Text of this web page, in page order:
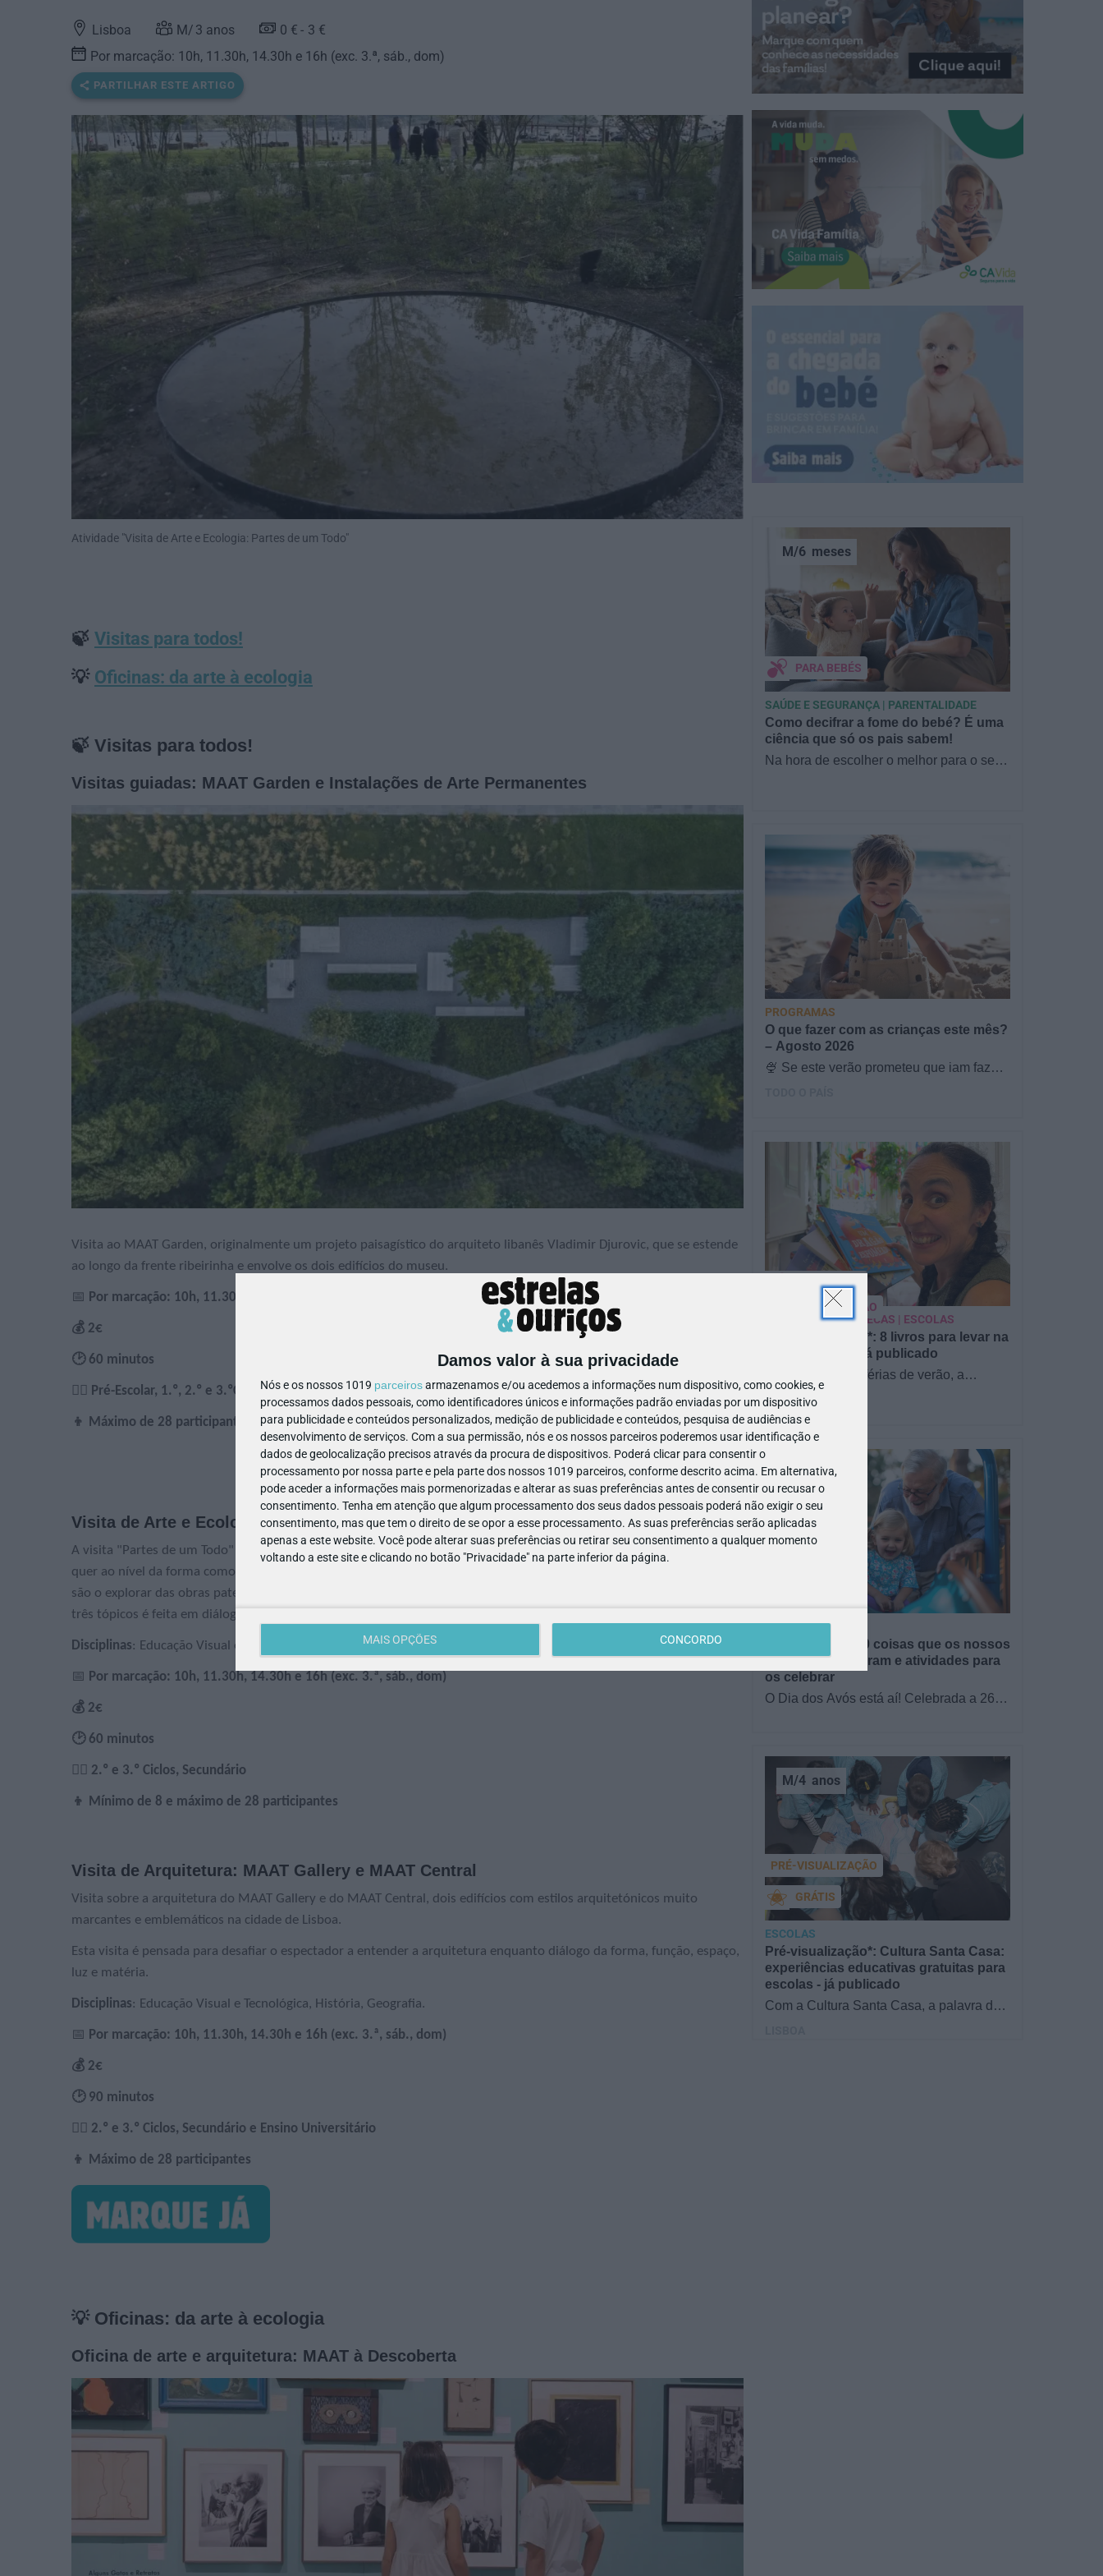
Damos valor à sua privacidade
Nós e os nossos 1019 parceirosarmazenamos e/ou acedemos a informações num dispositivo, como cookies, e
processamos dados pessoais, como identificadores únicos e informações padrão enviadas por um dispositivo
para publicidade e conteúdos personalizados, medição de publicidade e conteúdos, pesquisa de audiências e
desenvolvimento de serviços. Com a sua permissão, nós e os nossos parceiros poderemos usar identificação e
dados de geolocalização precisos através da procura de dispositivos. Poderá clicar para consentir o
processamento por nossa parte e pela parte dos nossos 1019 parceiros, conforme descrito acima. Em alternativa,
pode aceder a informações mais pormenorizadas e alterar as suas preferências antes de consentir ou recusar o
consentimento. Tenha em atenção que algum processamento dos seus dados pessoais poderá não exigir o seu
consentimento, mas que tem o direito de se opor a esse processamento. As suas preferências serão aplicadas
apenas a este website. Você pode alterar suas preferências ou retirar seu consentimento a qualquer momento
voltando a este site e clicando no botão "Privacidade" na parte inferior da página.
MAIS OPÇÕES CONCORDO
Lisboa 3 anos 0 €
3 €
Por marcação: 10h, 11.30h, 14.30h e 16h (exc. 3.ª, sáb., dom)
PARTILHAR ESTE ARTIGO
Atividade "Visita de Arte e Ecologia: Partes de um Todo"
🍃 Visitas para todos!
💡 Oficinas: da arte à ecologia
🍃 Visitas para todos!
Visitas guiadas: MAAT Garden e Instalações de Arte Permanentes
Visita ao MAAT Garden, originalmente um projeto paisagístico do arquiteto libanês Vladimir Djurovic, que se estende
ao longo da frente ribeirinha e envolve os dois edifícios do museu.
📅 Por marcação: 10h, 11.30h, 14.30h e 16h (exc. 3.ª, sáb., dom)
💰 2€
🕑 60 minutos
🙋‍♀️ Pré-Escolar, 1.º, 2.º e 3.ºCiclos, Secundário e Ensino Universitário
👦 Máximo de 28 participantes
Visita de Arte e Ecologia: Partes de um Todo
A visita "Partes de um Todo" centra-se em três tópicos: o primeiro é a abordagem ao projeto dos Jardins do MAAT,
quer ao nível da forma como da escolha da flora; o segundo é a relação entre arte, arquitetura e natureza; e o terceiro
são o explorar das obras patentes no museu e as problemáticas ambientais para as quais remetem. A abordagem aos
três tópicos é feita em diálogo e no mesmo nível.
Disciplinas: Educação Visual e Tecnológica, Português, Filosofia, Geografia
📅 Por marcação: 10h, 11.30h, 14.30h e 16h (exc. 3.ª, sáb., dom)
💰 2€
🕑 60 minutos
🙋‍♀️ 2.º e 3.º Ciclos, Secundário
👦 Mínimo de 8 e máximo de 28 participantes
Visita de Arquitetura: MAAT Gallery e MAAT Central
Visita sobre a arquitetura do MAAT Gallery e do MAAT Central, dois edifícios com estilos arquitetónicos muito
marcantes e emblemáticos na cidade de Lisboa.
Esta visita é pensada para desafiar o espectador a entender a arquitetura enquanto diálogo da forma, função, espaço,
luz e matéria.
Disciplinas: Educação Visual e Tecnológica, História, Geografia.
📅 Por marcação: 10h, 11.30h, 14.30h e 16h (exc. 3.ª, sáb., dom)
💰 2€
🕑 90 minutos
🙋‍♀️ 2.º e 3.º Ciclos, Secundário e Ensino Universitário
👦 Máximo de 28 participantes
💡 Oficinas: da arte à ecologia
Oficina de arte e arquitetura: MAAT à Descoberta
Como decifrar a fome do bebé? É uma
ciência que só os pais sabem!
Na hora de escolher o melhor para o seu
M/6 meses
PARA BEBÉS
SAÚDE E SEGURANÇA | PARENTALIDADE
O que fazer com as crianças este mês?
– Agosto 2026
🍨 Se este verão prometeu que iam fazer
PROGRAMAS
Pré-visualização*: 8 livros para levar na
mala de férias - já publicado
Para celebrar as férias de verão, a
Estrelas & Ouriços fez uma parceria com
a Sofia Vieira, da livraria…
PARA BEBÉS
PRÉ-VISUALIZAÇÃO
CONTOS E BIBLIOTECAS | ESCOLAS
Dia dos Avós: 10 coisas que os nossos
avós nos ensinaram e atividades para
os celebrar
O Dia dos Avós está aí! Celebrada a 26
BRINCAR
Pré-visualização*: Cultura Santa Casa:
experiências educativas gratuitas para
escolas - já publicado
Com a Cultura Santa Casa, a palavra de
M/4 anos
GRÁTIS
PRÉ-VISUALIZAÇÃO
ESCOLAS